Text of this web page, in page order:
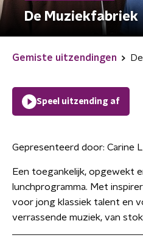
De Muziekfabriek
Gemiste uitzendingen
Speel uitzending af
Gepresenteerd door: Carine
Een toegankelijk, opgewekt
lunchprogramma. Met
voor jong klassiek talent en
verrassende muziek, van